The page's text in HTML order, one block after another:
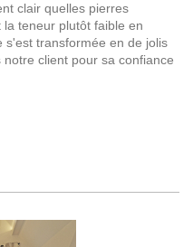
clair quelles pierres
teneur plutôt faible en
s'est transformée en de jolis
notre client pour sa confiance